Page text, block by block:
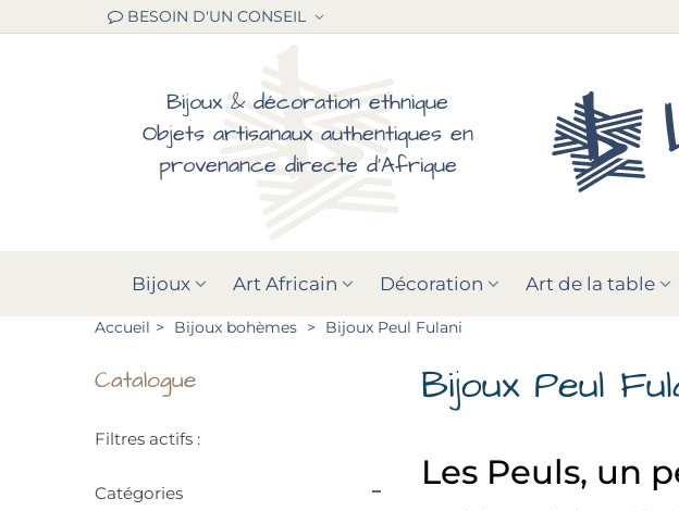
BESOIN D'UN CONSEIL
Bijoux & décoration ethnique
Objets artisanaux authentiques en
provenance directe d'Afrique
Bijoux Art Africain Décoration Art de la table
Accueil > Bijoux bohèmes > Bijoux Peul Fulani
Catalogue
Filtres actifs :
Catégories
Bijoux Peul
Les Peuls, un